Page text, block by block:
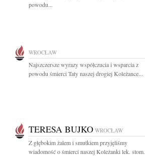
powodu...
WROCŁAW
Najszczersze wyrazy współczucia i wsparcia z
powodu śmierci Taty naszej drogiej Koleżance...
TERESA BUJKO WROCŁAW
Z głębokim żalem i smutkiem przyjęliśmy
wiadomość o śmierci naszej Koleżanki lek. stom.